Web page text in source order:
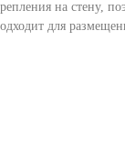
на стену,
для